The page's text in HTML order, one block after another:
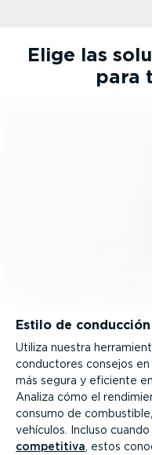
Elige las
para
Estilo de
Utiliza nuestra
conductores consejos
más segura y eficiente
Analiza cómo el
consumo de
vehículos. Incluso
competitiva, estos